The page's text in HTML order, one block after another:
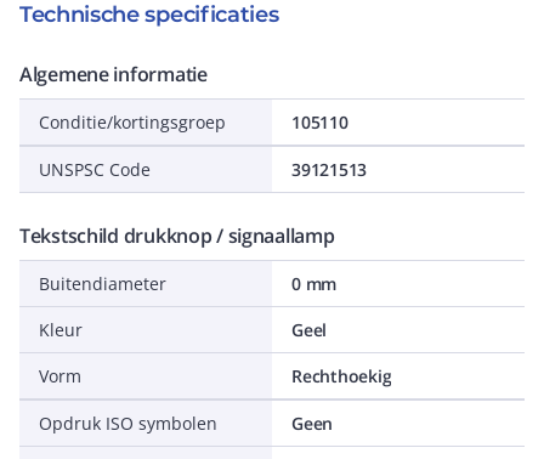
Technische specificaties
Algemene informatie
Conditie/kortingsgroep 105110
UNSPSC Code 39121513
Tekstschild drukknop / signaallamp
Buitendiameter
0 mm
Kleur
Geel
Vorm
Rechthoekig
Opdruk ISO symbolen
Geen